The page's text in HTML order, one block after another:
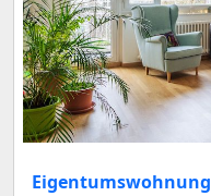
Eigentumswohnung